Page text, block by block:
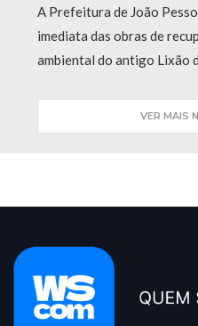
A Prefeitura de João
imediata das obras de
ambiental do antigo Lixão
VER MAIS